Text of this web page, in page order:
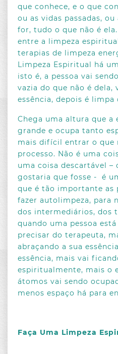
que conhece, e o que
ou as vidas passadas,
for, tudo o que não é
entre a limpeza
terapias de limpeza
Limpeza Espiritual há
isto é, a pessoa vai
vazia do que não é dela,
essência, depois é limpa
Chega uma altura que a
grande e ocupa tanto
mais difícil entrar o que
processo. Não é uma
uma coisa descartável
gostaria que fosse - é
que é tão importante as
fazer autolimpeza, para
dos intermediários, dos
quando uma pessoa
precisar do terapeuta,
abraçando a sua
essência, mais vai
espiritualmente, mais o
átomos vai sendo
menos espaço há para
Faça Uma Limpeza